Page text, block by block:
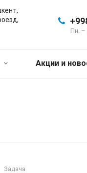
Пн. –
Акции и
Задача